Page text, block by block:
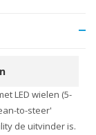
LED wielen (5-
to-steer'
de uitvinder is.